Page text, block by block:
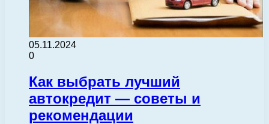
05.11.2024
0
Как выбрать лучший
автокредит — советы и
рекомендации